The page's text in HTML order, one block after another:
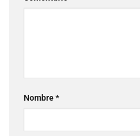
Nombre*